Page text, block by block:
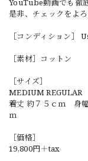
YouTube動画でも徹
是非、チェックをよ
［コンディション］
［素材］コットン
［サイズ］
MEDIUM REGULAR
着丈 約７５ｃｍ 身
ｍ
［価格］
19,800円＋tax